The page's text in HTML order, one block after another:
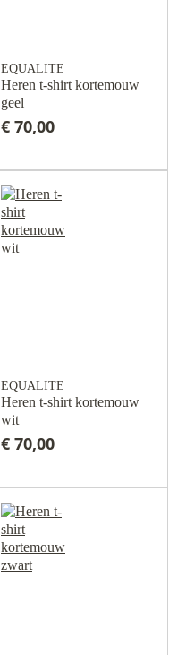
EQUALITE
Heren t-shirt kortemouw
geel
€ 70,00
EQUALITE
Heren t-shirt kortemouw
wit
€ 70,00